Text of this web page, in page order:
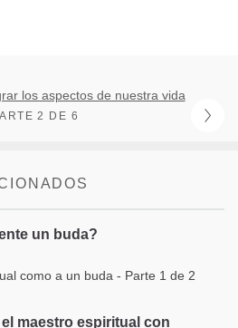
los aspectos de nuestra vida
2 DE 6
un buda?
como a un buda - Parte 1 de 2
maestro espiritual con